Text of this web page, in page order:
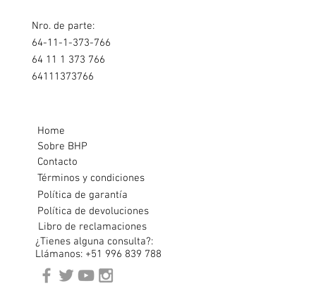
Nro. de parte:
64-11-1-373-766
64 11 1 373 766
64111373766
Home
Sobre BHP
Contacto
Términos y condiciones
Política de garantía
Política de devoluciones
Libro de reclamaciones
¿Tienes alguna consulta?:
Llámanos: +51 996 839 788